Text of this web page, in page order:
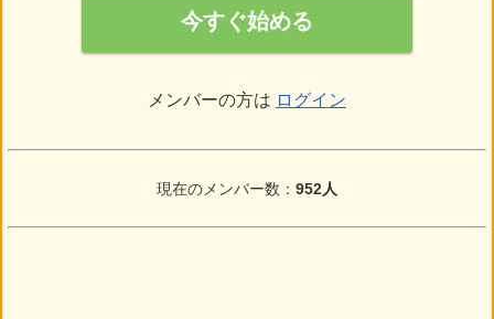
今すぐ始める
メンバーの方は ログイン
現在のメンバー数： 952人